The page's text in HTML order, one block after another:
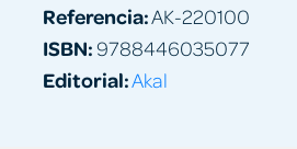
Referencia:AK-220100
ISBN:9788446035077
Editorial:Akal